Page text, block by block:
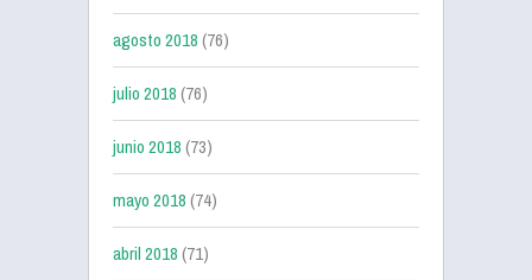
agosto 2018(76)
julio 2018(76)
junio 2018(73)
mayo 2018(74)
abril 2018(71)